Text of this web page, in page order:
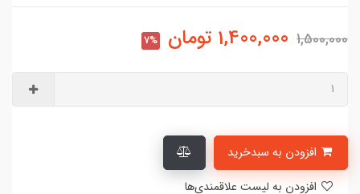
1,500,000
1,400,000 تومان 7%